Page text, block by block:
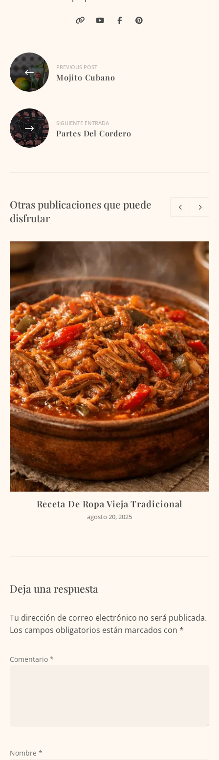
Navegación
de
entradas
PREVIOUS POST
Mojito Cubano
SIGUIENTE ENTRADA
Partes Del Cordero
Otras publicaciones que puede
disfrutar
Receta De Ropa Vieja Tradicional
agosto 20, 2025
Deja una respuesta
Tu dirección de correo electrónico no será publicada.
Los campos obligatorios están marcados con *
Comentario *
Nombre *